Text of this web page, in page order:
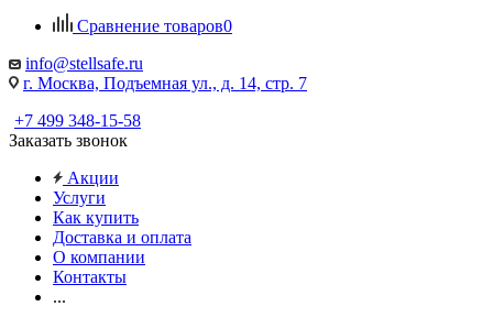
Сравнение товаров0
info@stellsafe.ru
г. Москва, Подъемная ул., д. 14, стр. 7
+7 499 348-15-58
Заказать звонок
Акции
Услуги
Как купить
Доставка и оплата
О компании
Контакты
...